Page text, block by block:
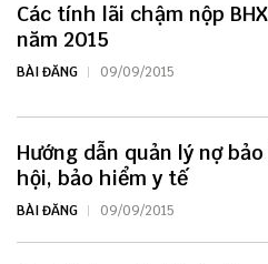
Các tính lãi chậm nộp
năm 2015
BÀI ĐĂNG 09/09/2015
Hướng dẫn quản lý nợ
hội, bảo hiểm y tế
BÀI ĐĂNG 09/09/2015